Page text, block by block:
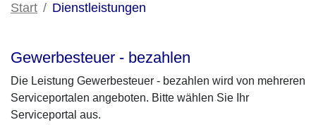
Start Dienstleistungen
Gewerbesteuer - bezahlen
Die Leistung Gewerbesteuer - bezahlen wird von mehreren
Serviceportalen angeboten. Bitte wählen Sie Ihr
Serviceportal aus.